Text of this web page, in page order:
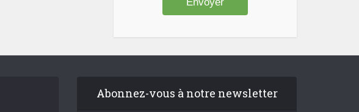
Abonnez-vous à notre newsletter